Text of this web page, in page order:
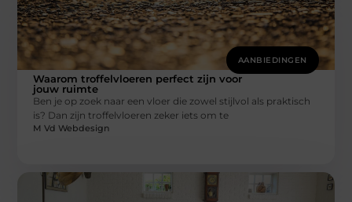
AANBIEDINGEN
Waarom troffelvloeren perfect zijn voor
jouw ruimte
Ben je op zoek naar een vloer die zowel stijlvol als praktisch
is? Dan zijn troffelvloeren zeker iets om te
M Vd Webdesign